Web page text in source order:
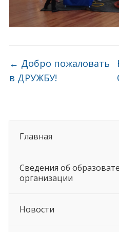
Главная
Сведения об
организации
Новости
← Добро пожаловать
в ДРУЖБУ!